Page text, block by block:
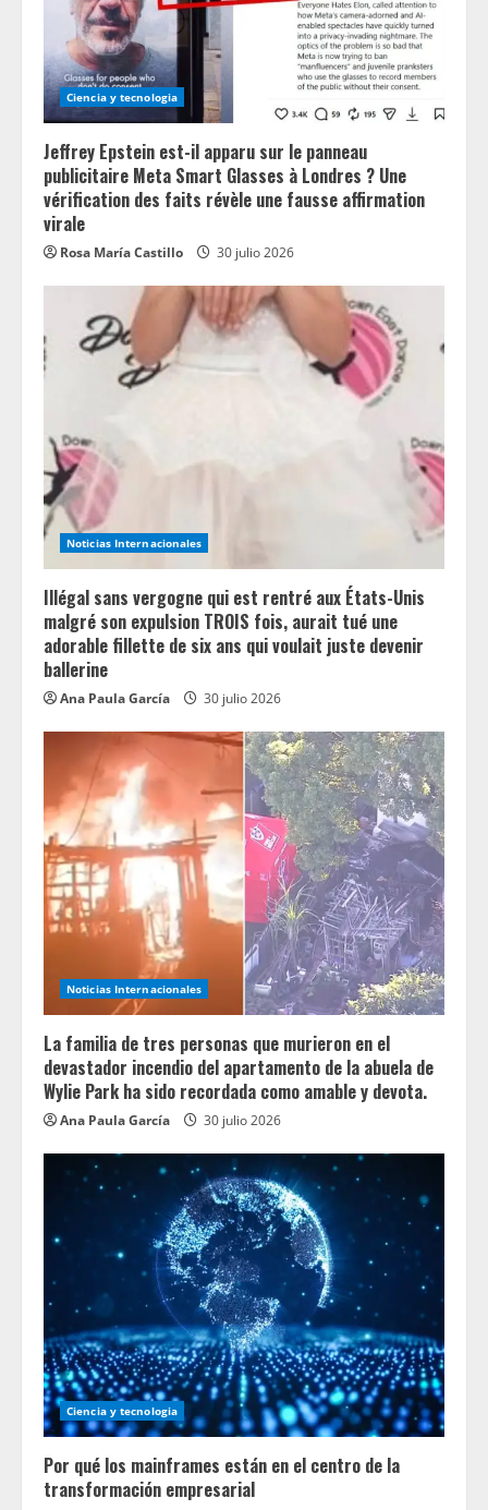
Ciencia y tecnologia
Jeffrey Epstein est-il apparu sur le panneau
publicitaire Meta Smart Glasses à Londres ? Une
vérification des faits révèle une fausse affirmation
virale
Rosa María Castillo 30 julio 2026
Noticias Internacionales
Illégal sans vergogne qui est rentré aux États-Unis
malgré son expulsion TROIS fois, aurait tué une
adorable fillette de six ans qui voulait juste devenir
ballerine
Ana Paula García 30 julio 2026
Noticias Internacionales
La familia de tres personas que murieron en el
devastador incendio del apartamento de la abuela de
Wylie Park ha sido recordada como amable y devota.
Ana Paula García 30 julio 2026
Ciencia y tecnologia
Por qué los mainframes están en el centro de la
transformación empresarial